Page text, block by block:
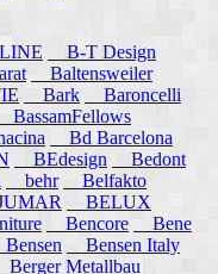
B-T Design
Baltensweiler
Bark
Baroncelli
BassamFellows
Bd Barcelona
BEdesign
Bedont
behr
Belfakto
BELUX
Bencore
Bene
Bensen Italy
Berger Metallbau